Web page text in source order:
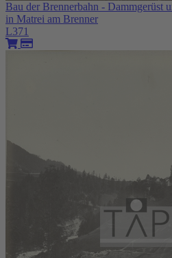
Bau der Brennerbahn - Dammgerüst
in Matrei am Brenner
L371